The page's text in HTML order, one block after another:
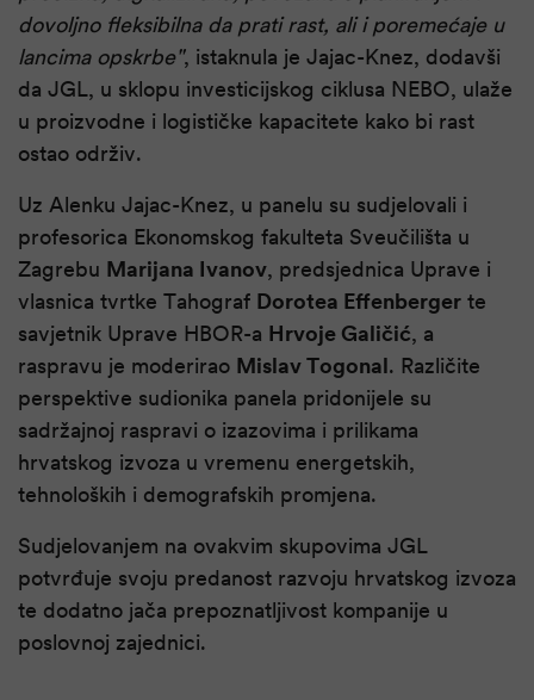
dovoljno fleksibilna da prati rast, ali i poremećaje u
lancima opskrbe", istaknula je Jajac-Knez, dodavši
da JGL, u sklopu investicijskog ciklusa NEBO, ulaže
u proizvodne i logističke kapacitete kako bi rast
ostao održiv.
Uz Alenku Jajac-Knez, u panelu su sudjelovali i
profesorica Ekonomskog fakulteta Sveučilišta u
Zagrebu Marijana Ivanov, predsjednica Uprave i
vlasnica tvrtke Tahograf Dorotea Effenberger te
savjetnik Uprave HBOR-a Hrvoje Galičić, a
raspravu je moderirao Mislav Togonal. Različite
perspektive sudionika panela pridonijele su
sadržajnoj raspravi o izazovima i prilikama
hrvatskog izvoza u vremenu energetskih,
tehnoloških i demografskih promjena.
Sudjelovanjem na ovakvim skupovima JGL
potvrđuje svoju predanost razvoju hrvatskog izvoza
te dodatno jača prepoznatljivost kompanije u
poslovnoj zajednici.